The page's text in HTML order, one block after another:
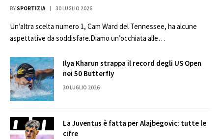
BY SPORTIZIA 30 LUGLIO 2026
Un’altra scelta numero 1, Cam Ward del Tennessee, ha alcune
aspettative da soddisfare.Diamo un’occhiata alle…
Ilya Kharun strappa il record degli US Open
nei 50 Butterfly
30 LUGLIO 2026
La Juventus è fatta per Alajbegovic: tutte le
cifre